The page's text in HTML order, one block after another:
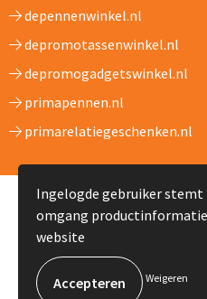
depennenwinkel.nl
depromotassenwinkel.nl
depromogadgetswinkel.nl
primapennen.nl
primarelatiegeschenken.nl
© Copyright
Ingelogde gebruiker stemt
omgang
website
Weigeren